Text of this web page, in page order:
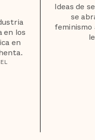
en los
en
Ideas de
se
feminismo